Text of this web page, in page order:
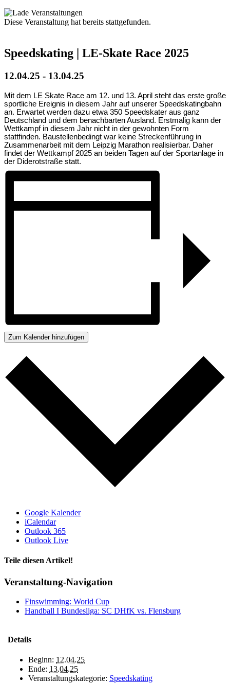
Diese Veranstaltung hat bereits stattgefunden.
Speedskating | LE-Skate Race 2025
12.04.25 - 13.04.25
Mit dem LE Skate Race am 12. und 13. April steht das erste große
sportliche Ereignis in diesem Jahr auf unserer Speedskatingbahn
an. Erwartet werden dazu etwa 350 Speedskater aus ganz
Deutschland und dem benachbarten Ausland. Erstmalig kann der
Wettkampf in diesem Jahr nicht in der gewohnten Form
stattfinden. Baustellenbedingt war keine Streckenführung in
Zusammenarbeit mit dem Leipzig Marathon realisierbar. Daher
findet der Wettkampf 2025 an beiden Tagen auf der Sportanlage in
der Diderotstraße statt.
Zum Kalender hinzufügen
Google Kalender
iCalendar
Outlook 365
Outlook Live
Teile diesen Artikel!
Facebook
X
WhatsApp
Telegram
Veranstaltung-Navigation
Finswimming: World Cup
Handball I Bundesliga: SC DHfK vs. Flensburg
Details
Beginn: 12.04.25
Ende: 13.04.25
Veranstaltungskategorie: Speedskating